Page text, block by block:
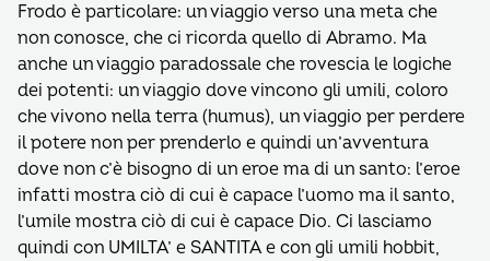
Frodo è particolare: un viaggio verso una meta che
non conosce, che ci ricorda quello di Abramo. Ma
anche un viaggio paradossale che rovescia le logiche
dei potenti: un viaggio dove vincono gli umili, coloro
che vivono nella terra (humus), un viaggio per perdere
il potere non per prenderlo e quindi un’avventura
dove non c’è bisogno di un eroe ma di un santo: l’eroe
infatti mostra ciò di cui è capace l’uomo ma il santo,
l’umile mostra ciò di cui è capace Dio. Ci lasciamo
quindi con UMILTA’ e SANTITA e con gli umili hobbit,